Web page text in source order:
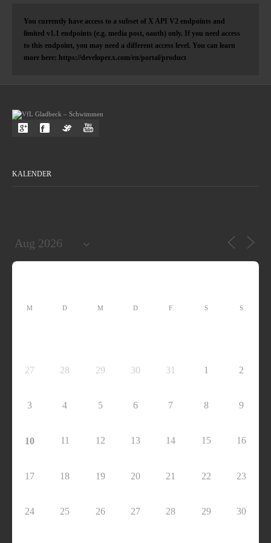
You currently have access to a subset of X API V2 endpoints and
limited v1.1 endpoints (e.g. media post, oauth) only. If you need access
to this endpoint, you may need a different access level. You can learn
more here: https://developer.x.com/en/portal/product
KALENDER
M D M D F S S
27 28 29 30 31 1 2
3 4 5 6 7 8 9
10 11 12 13 14 15 16
17 18 19 20 21 22 23
24 25 26 27 28 29 30